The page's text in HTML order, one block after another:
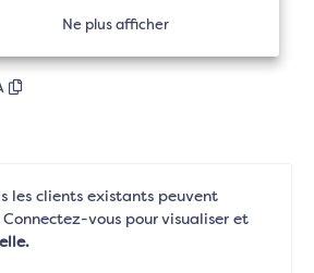
Ne plus afficher
les clients existants peuvent
vous pour visualiser et